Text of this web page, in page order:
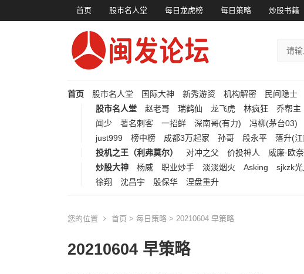
首页 股市名人堂 每日龙虎榜 每日策略 炒股书籍
首页 股市名人堂 国际大神 新秀游资 机构解密 民间隐士
股市名人堂
赵老哥 瑞鹤仙 龙飞虎 林疯狂 乔帮主
闻少
著名刺客 一招鲜 深南哥(有力) 冯柳(茅台03)
just999
榜中榜 成都3万起家 孙哥 段永平 落升(
投机之王（利弗莫尔）
对冲之父 价投神人 威廉·欧
炒股大神
杨威 职业炒手 淡淡烟火 Asking sjkzk光
徐翔
沈昌宇 殷保华 涅盘重升
您的位置 首页 > 每日策略 > 20210604 早策略
20210604 早策略